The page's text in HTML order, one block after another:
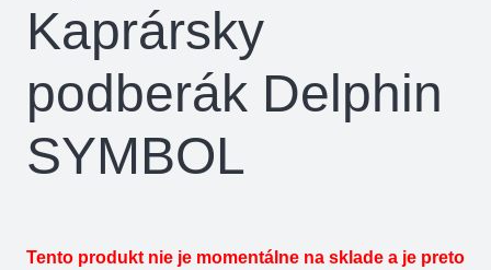
Kaprársky
podberák Delphin
SYMBOL
Tento produkt nie je momentálne na sklade a je preto